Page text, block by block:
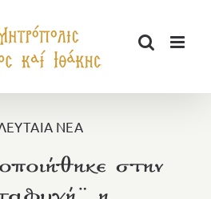
ΝΕΑ
στην